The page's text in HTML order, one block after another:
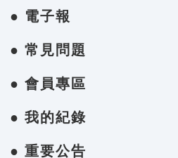
● 電子報
● 常見問題
● 會員專區
● 我的紀錄
● 重要公告